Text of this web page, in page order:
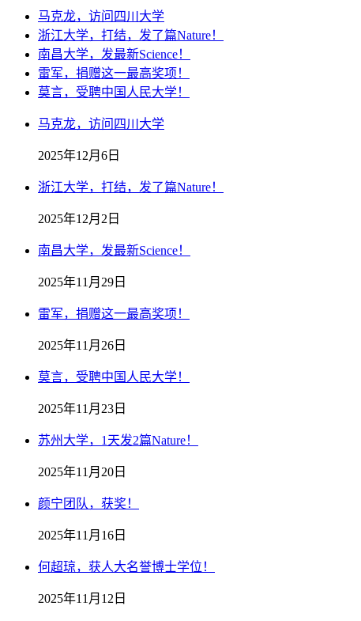
马克龙，访问四川大学
浙江大学，打结，发了篇Nature！
南昌大学，发最新Science！
雷军，捐赠这一最高奖项！
莫言，受聘中国人民大学！
马克龙，访问四川大学
2025年12月6日
浙江大学，打结，发了篇Nature！
2025年12月2日
南昌大学，发最新Science！
2025年11月29日
雷军，捐赠这一最高奖项！
2025年11月26日
莫言，受聘中国人民大学！
2025年11月23日
苏州大学，1天发2篇Nature！
2025年11月20日
颜宁团队，获奖！
2025年11月16日
何超琼，获人大名誉博士学位！
2025年11月12日